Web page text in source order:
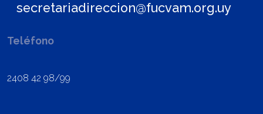
secretariadireccion@fucvam.org.uy
Teléfono
2408 42 98/99